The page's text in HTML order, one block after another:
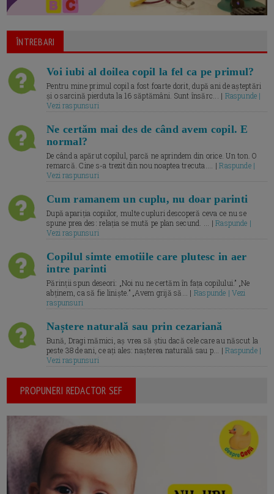
ÎNTREBARI
Voi iubi al doilea copil la fel ca pe primul?
Pentru mine primul copil a fost foarte dorit, după ani de așteptări
și o sarcină pierduta la 16 săptămâni. Sunt însărc... | Raspunde |
Vezi raspunsuri
Ne certăm mai des de când avem copil. E
normal?
De când a apărut copilul, parcă ne aprindem din orice. Un ton. O
remarcă. Cine s-a trezit din nou noaptea trecuta.... |Raspunde |
Vezi raspunsuri
Cum ramanem un cuplu, nu doar parinti
După apariția copiilor, multe cupluri descoperă ceva ce nu se
spune prea des: relația se mută pe plan secund. ... |Raspunde |
Vezi raspunsuri
Copilul simte emotiile care plutesc in aer
intre parinti
Părinții spun deseori: „Noi nu ne certăm în fața copilului.” „Ne
abținem, ca să fie liniște.” „Avem grijă să... | Raspunde | Vezi
raspunsuri
Naștere naturală sau prin cezariană
Bună, Dragi mămici, aș vrea să știu dacă cele care au născut la
peste 38 de ani, ce ați ales: nașterea naturală sau p... |Raspunde |
Vezi raspunsuri
PROPUNERI REDACTOR SEF